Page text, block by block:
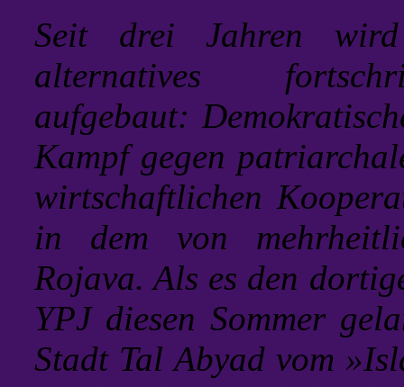
Seit drei Jahren
alternatives
aufgebaut:
Kampf gegen
wirtschaftlichen
in dem von
Rojava. Als es den
YPJ diesen Sommer
Stadt Tal Abyad vom